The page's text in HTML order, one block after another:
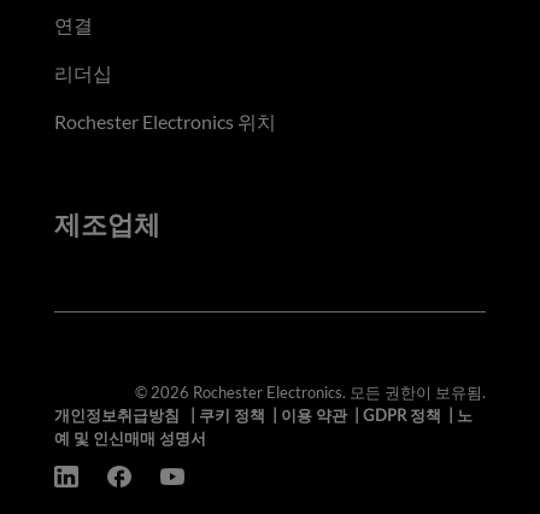
연결
리더십
Rochester Electronics 위치
제조업체
© 2026 Rochester Electronics. 모든 권한이 보유됨.
개인정보취급방침
쿠키 정책 이용 약관| GDPR 정책
노
예 및 인신매매 성명서